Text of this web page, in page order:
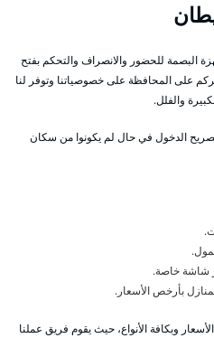
البصمة للحضور والانصراف والتحكم بفتح
على المحافظة على خصوصياتنا وتوفر لنا
والفلل.
الدخول في حال لم يكونوا من سكان
شاشة خاصة.
بأرخص الأسعار.
وبكافة الأنواع، حيث يقوم فريق عملنا